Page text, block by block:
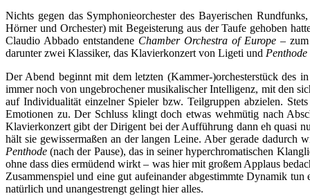
Nichts gegen das Symphonieorchester des Bayerischen
Hörner und Orchester) mit Begeisterung aus der Taufe gehoben
Claudio Abbado entstandene Chamber Orchestra of Europe –
darunter zwei Klassiker, das Klavierkonzert von Ligeti und Penthode
Der Abend beginnt mit dem letzten (Kammer-)orchesterstück des
immer noch von ungebrochener musikalischer Intelligenz, mit den
auf Individualität einzelner Spieler bzw. Teilgruppen abzielen.
Emotionen zu. Der Schluss klingt doch etwas wehmütig nach
Klavierkonzert gibt der Dirigent bei der Aufführung dann eh quasi
hält sie gewissermaßen an der langen Leine. Aber gerade dadurch
Penthode(nach der Pause), das in seiner hyperchromatischen
ohne dass dies ermüdend wirkt – was hier mit großem Applaus
Zusammenspiel und eine gut aufeinander abgestimmte Dynamik
natürlich und unangestrengt gelingt hier alles.